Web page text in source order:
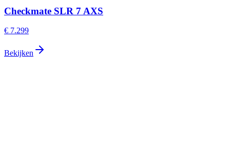
Checkmate SLR 7 AXS
€ 7.299
Bekijken